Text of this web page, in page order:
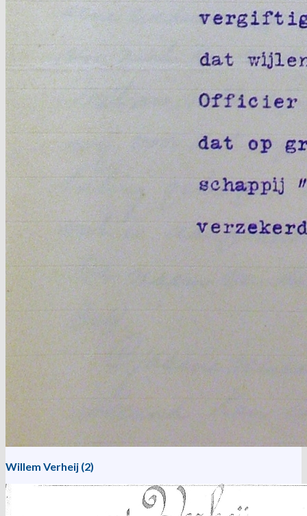
Willem Verheij (2)